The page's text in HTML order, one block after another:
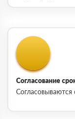
Согласование
Согласовываются